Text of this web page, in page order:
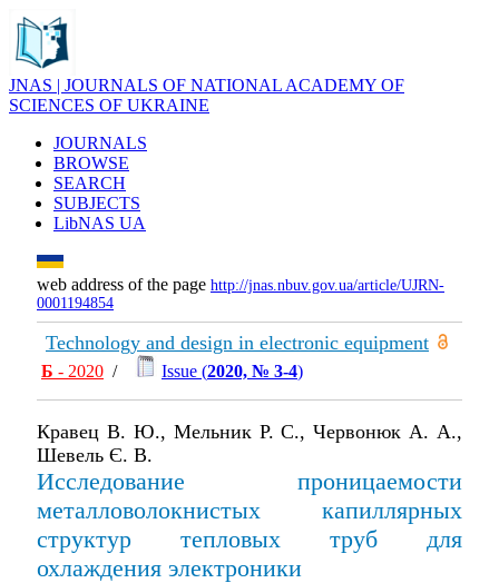
JNAS | JOURNALS OF NATIONAL ACADEMY OF
SCIENCES OF UKRAINE
JOURNALS
BROWSE
SEARCH
SUBJECTS
LibNAS UA
web address of the page http://jnas.nbuv.gov.ua/article/UJRN-
0001194854
Technology and design in electronic equipment
Б - 2020 / Issue (2020, № 3-4)
Кравец В. Ю., Мельник Р. С., Червонюк А. А.,
Шевель Є. В.
Исследование проницаемости
металловолокнистых капиллярных
структур тепловых труб для
охлаждения электроники